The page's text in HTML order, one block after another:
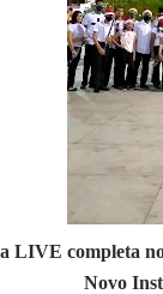
LIVE completa
Novo